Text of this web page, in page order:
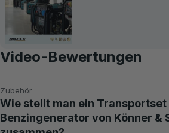
Video-Bewertungen
Zubehör
Wie stellt man ein Transportset
Benzingenerator von Könner &